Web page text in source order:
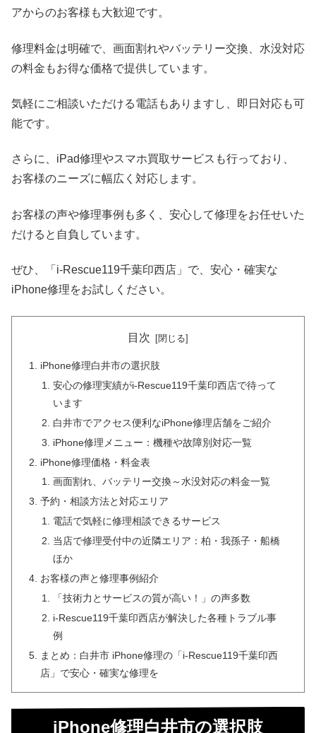
アからのお客様も大歓迎です。
修理料金は明確で、画面割れやバッテリー交換、水没対応
の料金もお得な価格で提供しています。
気軽にご相談いただける電話もありますし、即日対応も可
能です。
さらに、iPad修理やスマホ買取サービスも行っており、
お客様のニーズに幅広く対応します。
お客様の声や修理事例も多く、安心して修理をお任せいた
だけると自負しています。
ぜひ、「i-Rescue119千葉印西店」で、安心・確実な
iPhone修理をお試しください。
目次
iPhone修理白井市の選択肢
安心の修理実績がi-Rescue119千葉印西店で待って
います
白井市でアクセス便利なiPhone修理店舗をご紹介
iPhone修理メニュー：機種や故障別対応一覧
iPhone修理価格・料金表
画面割れ、バッテリー交換～水没対応の料金一覧
予約・相談方法と対応エリア
電話で気軽に修理相談できるサービス
当店で修理受付中の近隣エリア：柏・我孫子・船橋
ほか
お客様の声と修理事例紹介
「技術力とサービスの質が高い！」の声多数
i-Rescue119千葉印西店が解決した各種トラブル事
例
まとめ：白井市 iPhone修理の「i-Rescue119千葉印西
店」で安心・確実な修理を
iPhone修理白井市の選択肢